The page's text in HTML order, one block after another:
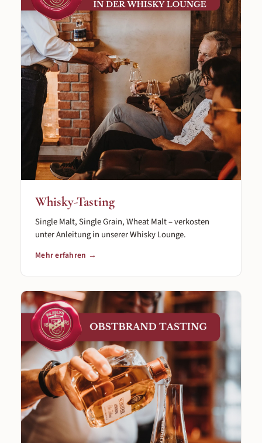
Whisky-Tasting
Single Malt, Single Grain, Wheat Malt – verkosten
unter Anleitung in unserer Whisky Lounge.
Mehr erfahren →